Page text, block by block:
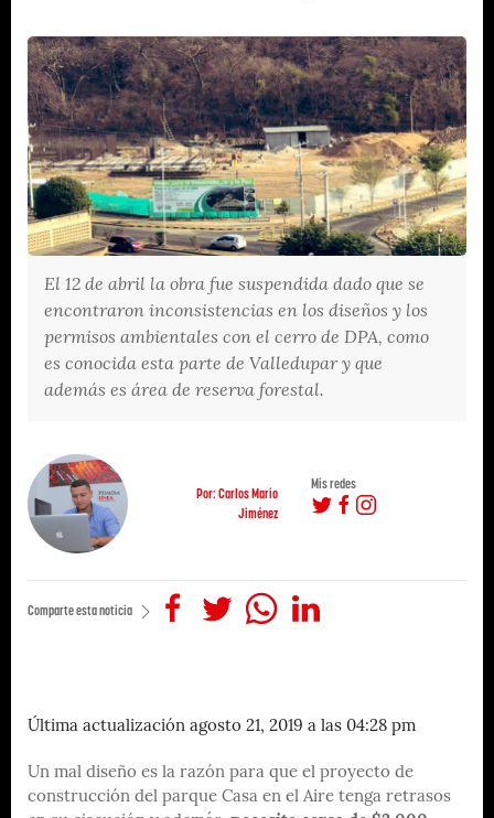
El 12 de abril la obra fue suspendida dado que se
encontraron inconsistencias en los diseños y los
permisos ambientales con el cerro de DPA, como
es conocida esta parte de Valledupar y que
además es área de reserva forestal.
Por: Carlos Mario
Jiménez
Mis redes
Comparte esta noticia
Última actualización agosto 21, 2019 a las 04:28 pm
Un mal diseño es la razón para que el proyecto de
construcción del parque Casa en el Aire tenga retrasos